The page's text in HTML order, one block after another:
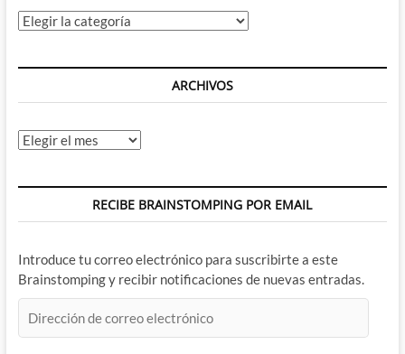
Categorías
ARCHIVOS
Archivos
RECIBE BRAINSTOMPING POR EMAIL
Introduce tu correo electrónico para suscribirte a este
Brainstomping y recibir notificaciones de nuevas entradas.
de